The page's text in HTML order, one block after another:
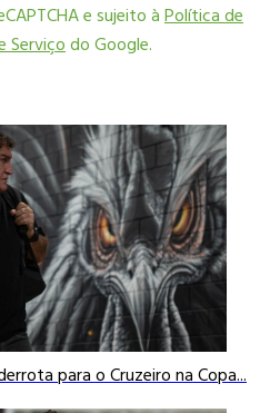
e sujeito àPolítica de
Serviçodo Google.
para o Cruzeiro na Copa...